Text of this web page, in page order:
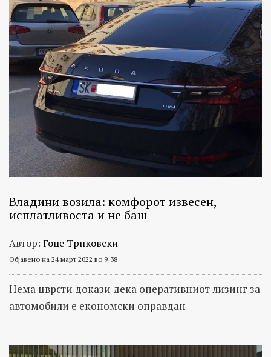
Владини возила: комфорот извесен,
исплатливоста и не баш
Автор: Гоце Трпковски
Објавено на 24 март 2022 во 9:38
Нема цврсти докази дека оперативниот лизинг за
автомобили е економски оправдан